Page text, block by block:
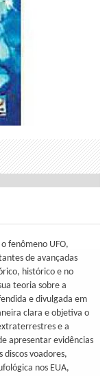
fenômeno UFO,
de avançadas
histórico e no
teoria sobre a
e divulgada em
clara e objetiva o
e a
apresentar evidências
voadores,
nos EUA,